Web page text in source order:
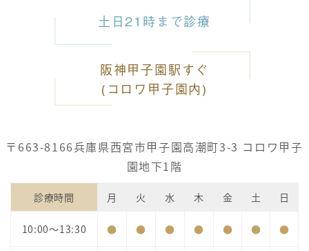
土日21時まで診療
阪神甲子園駅すぐ
(コロワ甲子園内)
〒663-8166兵庫県西宮市甲子園高潮町3-3 コロワ甲子
園地下1階
診療時間 月 火 水 木 金 土 日
10:00～13:30 ● ● ● ● ● ● ●